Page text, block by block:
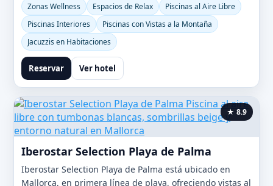
Zonas Wellness Espacios de Relax
Piscinas al Aire Libre
Piscinas Interiores
Piscinas con Vistas a la Montaña
Jacuzzis en Habitaciones
Reservar Ver hotel
★ 8.9
Iberostar Selection Playa de Palma
Iberostar Selection Playa de Palma está ubicado en
Mallorca, en primera línea de playa, ofreciendo vistas al